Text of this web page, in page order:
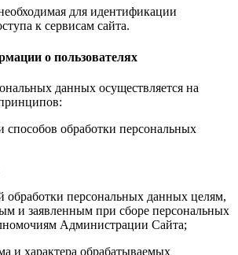
для идентификации
к сервисам сайта.
о пользователях
данных осуществляется на
способов обработки персональных
обработки персональных данных целям,
и заявленным при сборе персональных
Администрации Сайта;
и характера обрабатываемых